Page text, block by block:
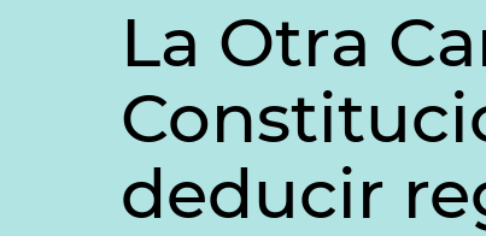
La Otra
deducir